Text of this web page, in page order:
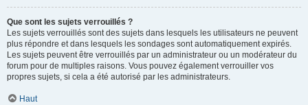
Que sont les sujets verrouillés ?
Les sujets verrouillés sont des sujets dans lesquels les utilisateurs ne peuvent
plus répondre et dans lesquels les sondages sont automatiquement expirés.
Les sujets peuvent être verrouillés par un administrateur ou un modérateur du
forum pour de multiples raisons. Vous pouvez également verrouiller vos
propres sujets, si cela a été autorisé par les administrateurs.
Haut